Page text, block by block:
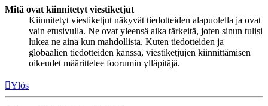
Mitä ovat kiinnitetyt viestiketjut
Kiinnitetyt viestiketjut näkyvät tiedotteiden alapuolella ja ovat
vain etusivulla. Ne ovat yleensä aika tärkeitä, joten sinun tulisi
lukea ne aina kun mahdollista. Kuten tiedotteiden ja
globaalien tiedotteiden kanssa, viestiketjujen kiinnittämisen
oikeudet määrittelee foorumin ylläpitäjä.
Ylös